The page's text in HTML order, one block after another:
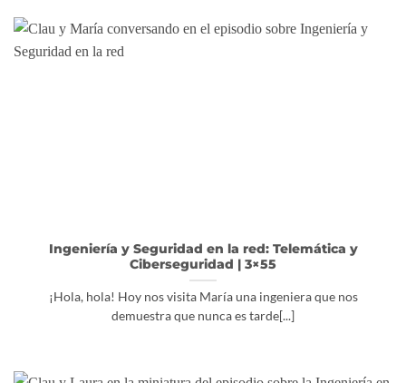
Ingeniería y Seguridad en la red: Telemática y
Ciberseguridad | 3×55
¡Hola, hola! Hoy nos visita María una ingeniera que nos
demuestra que nunca es tarde[...]